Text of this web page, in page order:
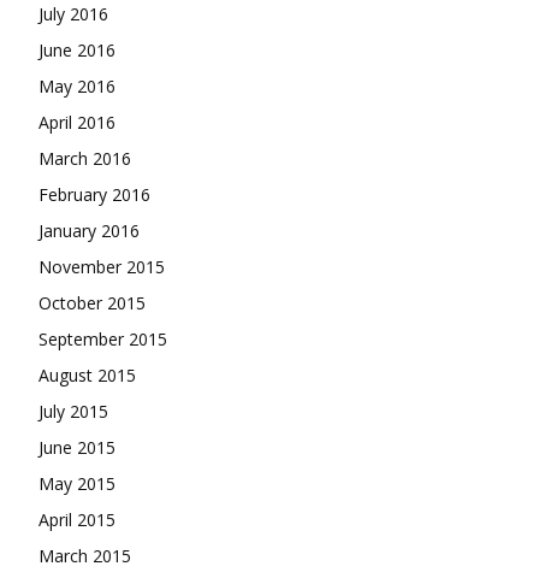
July 2016
June 2016
May 2016
April 2016
March 2016
February 2016
January 2016
November 2015
October 2015
September 2015
August 2015
July 2015
June 2015
May 2015
April 2015
March 2015